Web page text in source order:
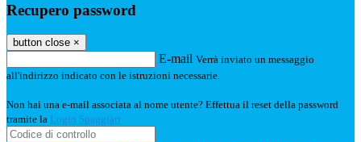
Recupero password
button close ×
E-mail Verrà inviato un messaggio
all'indirizzo indicato con le istruzioni necessarie.
Non hai una e-mail associata al nome utente? Effettua il reset della password
tramite la Login Spaggiari